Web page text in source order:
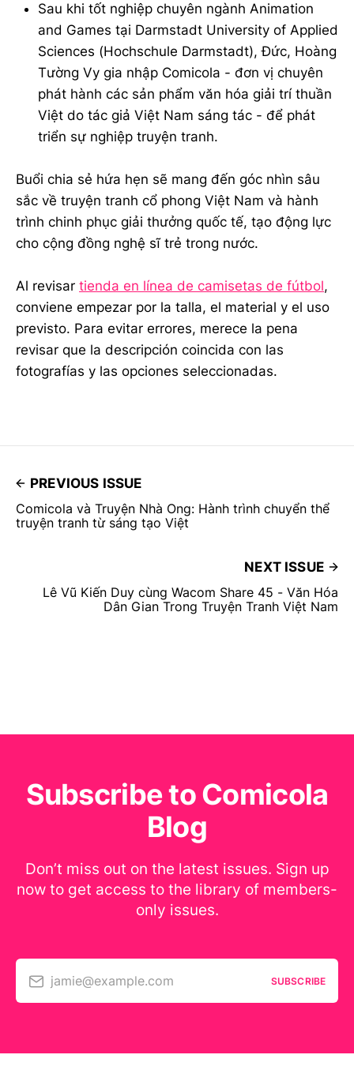
Sau khi tốt nghiệp chuyên ngành Animation
and Games tại Darmstadt University of Applied
Sciences (Hochschule Darmstadt), Đức, Hoàng
Tường Vy gia nhập Comicola - đơn vị chuyên
phát hành các sản phẩm văn hóa giải trí thuần
Việt do tác giả Việt Nam sáng tác - để phát
triển sự nghiệp truyện tranh.
Buổi chia sẻ hứa hẹn sẽ mang đến góc nhìn sâu
sắc về truyện tranh cổ phong Việt Nam và hành
trình chinh phục giải thưởng quốc tế, tạo động lực
cho cộng đồng nghệ sĩ trẻ trong nước.
Al revisar tienda en línea de camisetas de fútbol,
conviene empezar por la talla, el material y el uso
previsto. Para evitar errores, merece la pena
revisar que la descripción coincida con las
fotografías y las opciones seleccionadas.
PREVIOUS ISSUE
Comicola và Truyện Nhà Ong: Hành trình chuyển thể
truyện tranh từ sáng tạo Việt
NEXT ISSUE
Lê Vũ Kiến Duy cùng Wacom Share 45 - Văn Hóa
Dân Gian Trong Truyện Tranh Việt Nam
Subscribe to Comicola
Blog
Don’t miss out on the latest issues. Sign up
now to get access to the library of members-
only issues.
jamie@example.com SUBSCRIBE